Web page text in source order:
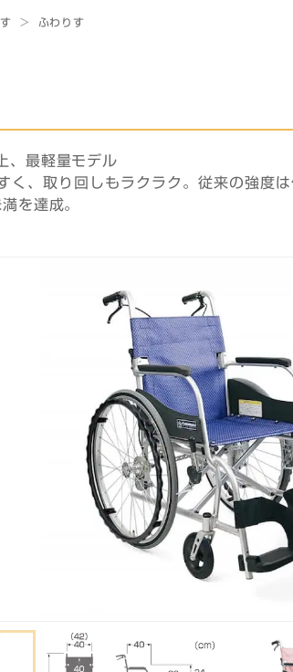
> ふわりす
、最軽量モデル
く、取り回しもラクラク。従来の強度
を達成。